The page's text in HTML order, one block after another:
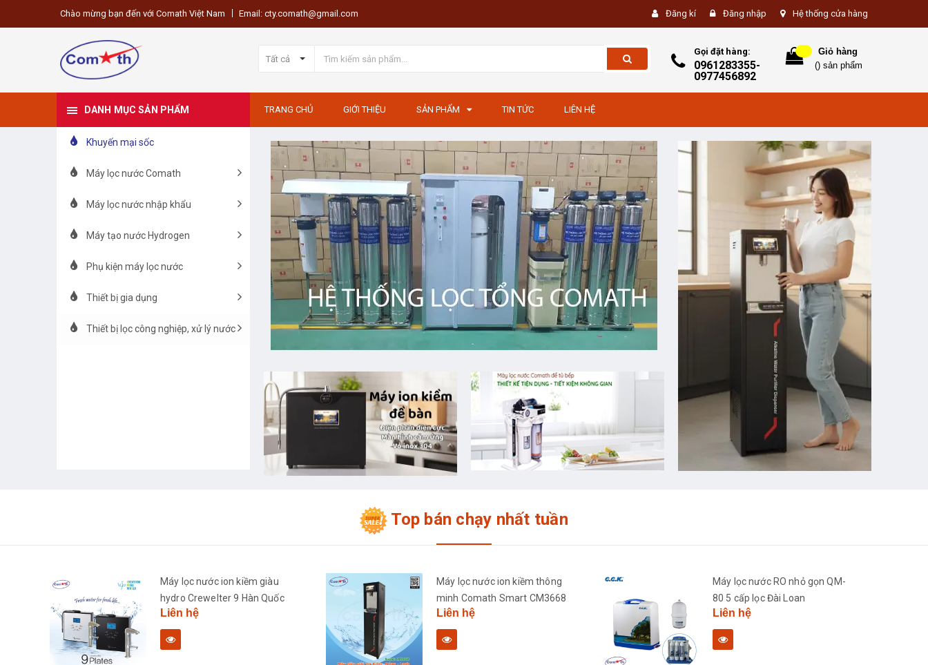
Chào mừng bạn đến với Comath Việt Nam Email: cty.comath@gmail.com Đăng kí Đăng nhập Hệ thống cửa hàng
Tất cả
Gọi đặt hàng:
0961283355-
0977456892
Giỏ hàng
() sản phẩm
DANH MỤC SẢN PHẨM
Khuyến mại sốc
Máy lọc nước Comath
Máy lọc nước nhập khẩu
Máy tạo nước Hydrogen
Phụ kiện máy lọc nước
Thiết bị gia dụng
Thiết bị lọc công nghiệp, xử lý nước
TRANG CHỦ GIỚI THIỆU SẢN PHẨM TIN TỨC LIÊN HỆ
Top bán chạy nhất tuần
Máy lọc nước ion kiềm giàu
hydro Crewelter 9 Hàn Quốc
Liên hệ
Máy lọc nước ion kiềm thông
minh Comath Smart CM3668
Liên hệ
Máy lọc nước RO nhỏ gọn QM-
80 5 cấp lọc Đài Loan
Liên hệ